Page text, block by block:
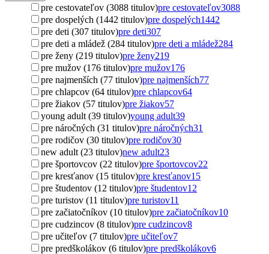
pre cestovateľov (3088 titulov)pre cestovateľov3088
pre dospelých (1442 titulov)pre dospelých1442
pre deti (307 titulov)pre deti307
pre deti a mládež (284 titulov)pre deti a mládež284
pre ženy (219 titulov)pre ženy219
pre mužov (176 titulov)pre mužov176
pre najmenších (77 titulov)pre najmenších77
pre chlapcov (64 titulov)pre chlapcov64
pre žiakov (57 titulov)pre žiakov57
young adult (39 titulov)young adult39
pre náročných (31 titulov)pre náročných31
pre rodičov (30 titulov)pre rodičov30
new adult (23 titulov)new adult23
pre športovcov (22 titulov)pre športovcov22
pre kresťanov (15 titulov)pre kresťanov15
pre študentov (12 titulov)pre študentov12
pre turistov (11 titulov)pre turistov11
pre začiatočníkov (10 titulov)pre začiatočníkov10
pre cudzincov (8 titulov)pre cudzincov8
pre učiteľov (7 titulov)pre učiteľov7
pre predškolákov (6 titulov)pre predškolákov6